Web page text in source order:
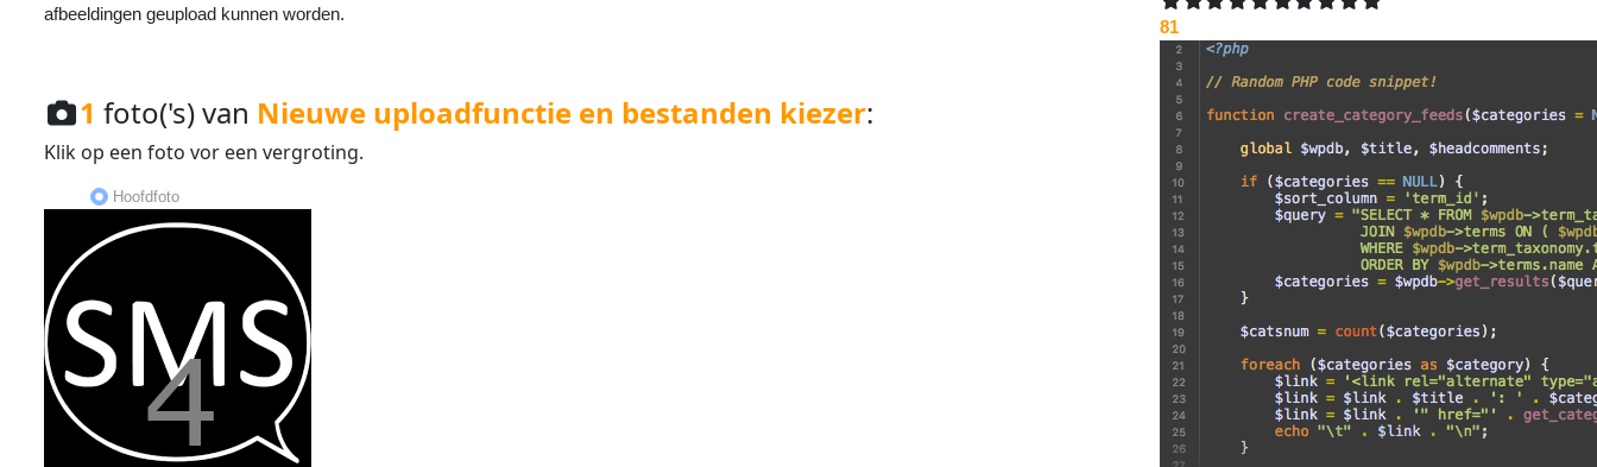
afbeeldingen geupload kunnen worden.
1 foto('s) van Nieuwe uploadfunctie en bestanden kiezer:
Klik op een foto vor een vergroting.
Hoofdfoto
81